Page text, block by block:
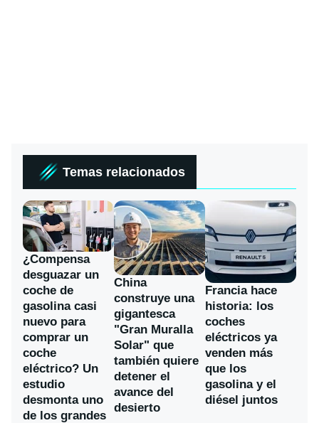
Temas relacionados
¿Compensa
desguazar un
coche de
gasolina casi
nuevo para
comprar un
coche
eléctrico? Un
estudio
desmonta uno
de los grandes
China
construye una
gigantesca
"Gran Muralla
Solar" que
también quiere
detener el
avance del
desierto
Francia hace
historia: los
coches
eléctricos ya
venden más
que los
gasolina y el
diésel juntos